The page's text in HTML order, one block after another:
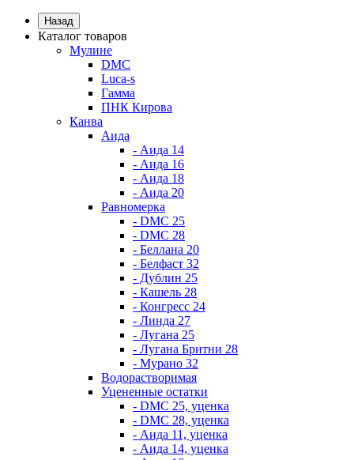
Назад
Каталог товаров
Мулине
DMC
Luca-s
Гамма
ПНК Кирова
Канва
Аида
- Аида 14
- Аида 16
- Аида 18
- Аида 20
Равномерка
- DMC 25
- DMC 28
- Беллана 20
- Белфаст 32
- Дублин 25
- Кашель 28
- Конгресс 24
- Линда 27
- Лугана 25
- Лугана Бритни 28
- Мурано 32
Водорастворимая
Уцененные остатки
- DMC 25, уценка
- DMC 28, уценка
- Аида 11, уценка
- Аида 14, уценка